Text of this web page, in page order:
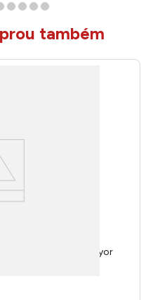
também
180ml 220849 - Lyor